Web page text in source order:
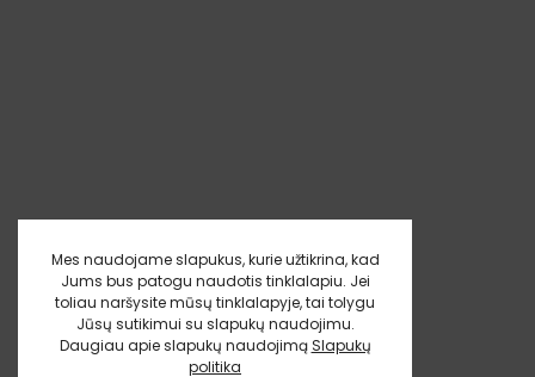
Mes naudojame slapukus, kurie užtikrina, kad
Jums bus patogu naudotis tinklalapiu. Jei
toliau naršysite mūsų tinklalapyje, tai tolygu
Jūsų sutikimui su slapukų naudojimu.
Daugiau apie slapukų naudojimąSlapukų
politika